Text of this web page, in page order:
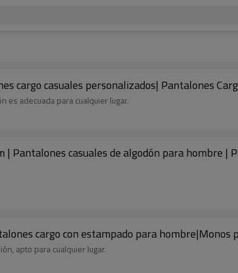
cargo casuales personalizados| Pantalones
es adecuada para cualquier lugar.
casuales de algodón para hombre |
cargo con estampado para hombre|Monos
apto para cualquier lugar.